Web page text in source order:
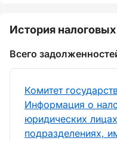
История
Всего
Комитет
Информация о
юридических
подразделениях,